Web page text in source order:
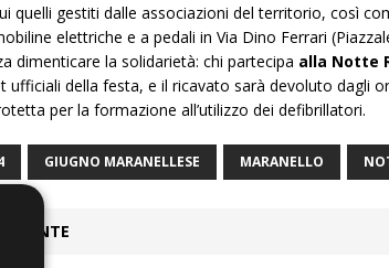
quelli gestiti dalle associazioni del territorio, così
elettriche e a pedali in Via Dino Ferrari
dimenticare la solidarietà: chi partecipa alla Notte
ufficiali della festa, e il ricavato sarà devoluto dagli
per la formazione all’utilizzo dei defibrillatori.
GIUGNO MARANELLESE MARANELLO